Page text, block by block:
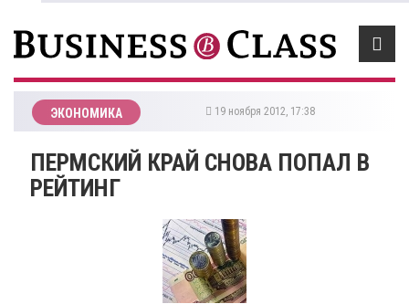
ЭКОНОМИКА 19 ноября 2012, 17:38
ПЕРМСКИЙ КРАЙ СНОВА ПОПАЛ В
РЕЙТИНГ